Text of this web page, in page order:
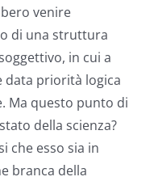
venire
di una struttura
in cui a
data priorità logica
Ma questo punto di
della scienza?
che esso sia in
branca della